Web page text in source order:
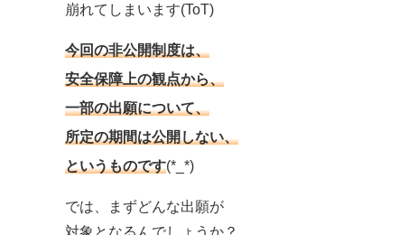
崩れてしまいます(ToT)
今回の非公開制度は、
安全保障上の観点から、
一部の出願について、
所定の期間は公開しない、
というものです(*_*)
では、まずどんな出願が
対象となるんでしょうか？